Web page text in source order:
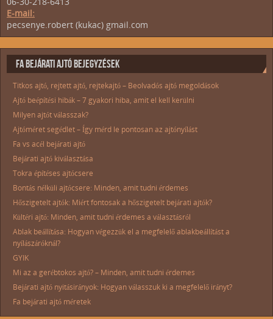
E-mail:
pecsenye.robert (kukac) gmail.com
FA BEJÁRATI AJTÓ BEJEGYZÉSEK
Titkos ajtó, rejtett ajtó, rejtekajtó – Beolvadós ajtó megoldások
Ajtó beépítési hibák – 7 gyakori hiba, amit el kell kerülni
Milyen ajtót válasszak?
Ajtóméret segédlet – Így mérd le pontosan az ajtónyílást
Fa vs acél bejárati ajtó
Bejárati ajtó kiválasztása
Tokra építéses ajtócsere
Bontás nélküli ajtócsere: Minden, amit tudni érdemes
Hőszigetelt ajtók: Miért fontosak a hőszigetelt bejárati ajtók?
Kültéri ajtó: Minden, amit tudni érdemes a választásról
Ablak beállítása: Hogyan végezzük el a megfelelő ablakbeállítást a
nyílászáróknál?
GYIK
Mi az a gerébtokos ajtó? – Minden, amit tudni érdemes
Bejárati ajtó nyitásirányok: Hogyan válasszuk ki a megfelelő irányt?
Fa bejárati ajtó méretek